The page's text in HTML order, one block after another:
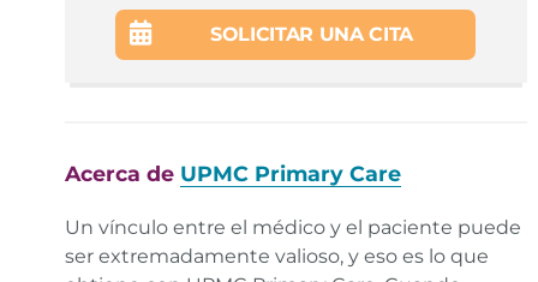
National Institute on Alcohol Abuse and Alcoholism,
What Is Alcohol Use Disorder (AUD)?Enlace
SOLICITAR UNA CITA
Acerca de UPMC Primary Care
Un vínculo entre el médico y el paciente puede
ser extremadamente valioso, y eso es lo que